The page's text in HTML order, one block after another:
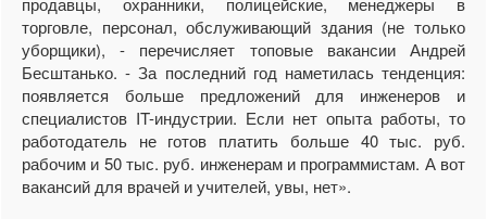
торговле, персонал, обслуживающий здания (не только
уборщики), - перечисляет топовые вакансии Андрей
Бесштанько. - За последний год наметилась тенденция:
появляется больше предложений для инженеров и
специалистов IT-индустрии. Если нет опыта работы, то
работодатель не готов платить больше 40 тыс. руб.
рабочим и 50 тыс. руб. инженерам и программистам. А вот
вакансий для врачей и учителей, увы, нет».